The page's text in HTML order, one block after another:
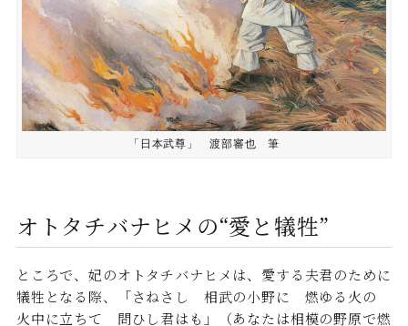
「日本武尊」 渡部審也 筆
オトタチバナヒメの“愛と犠牲”
ところで、妃のオトタチバナヒメは、愛する夫君のために
犠牲となる際、「さねさし 相武の小野に 燃ゆる火の
火中に立ちて 問ひし君はも」（あなたは相模の野原で燃